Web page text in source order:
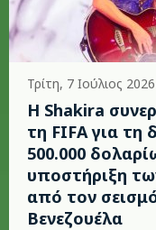
Τρίτη, 7 Ιούλιος 2026
Η Shakira
τη FIFA για τη
500.000
υποστήριξη
από τον
Βενεζουέλα